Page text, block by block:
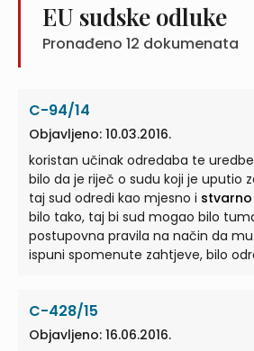
EU sudske odluke
Pronađeno 12 dokumenata
C-94/14
Objavljeno: 10.03.2016.
koristan učinak odredaba te
bilo da je riječ o sudu koji je uputio
taj sud odredi kao mjesno i
bilo tako, taj bi sud mogao bilo
postupovna pravila na način da
ispuni spomenute zahtjeve, bilo
način da mu ono omogućuje da
mjesno istvarno nadležan sud
C-428/15
Objavljeno: 16.06.2016.